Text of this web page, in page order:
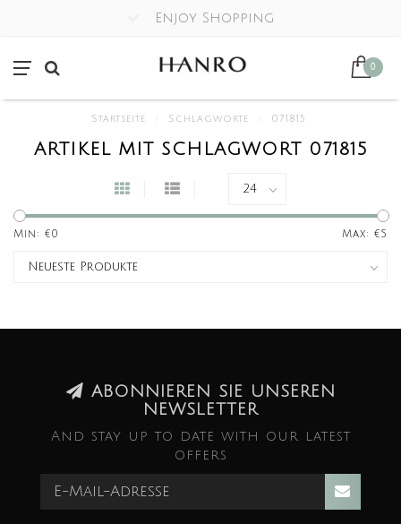
Enjoy Shopping
0
Startseite Schlagworte 071815
ARTIKEL MIT SCHLAGWORT 071815
Min: €0 Max: €5
ABONNIEREN SIE UNSEREN
NEWSLETTER
And stay up to date with our latest
offers